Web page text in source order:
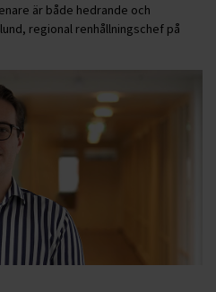
är både hedrande och
regional renhållningschef på